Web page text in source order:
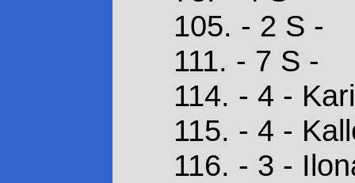
105. - 2 S -
111. - 7 S -
114. - 4 -
115. - 4 -
116. - 3 -